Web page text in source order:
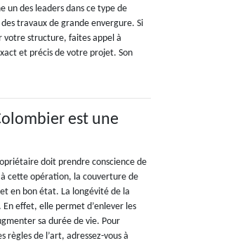
un des leaders dans ce type de
travaux de grande envergure. Si
votre structure, faites appel à
et précis de votre projet. Son
est une
doit prendre conscience de
cette opération, la couverture de
en bon état. La longévité de la
effet, elle permet d’enlever les
sa durée de vie. Pour
de l’art, adressez-vous à